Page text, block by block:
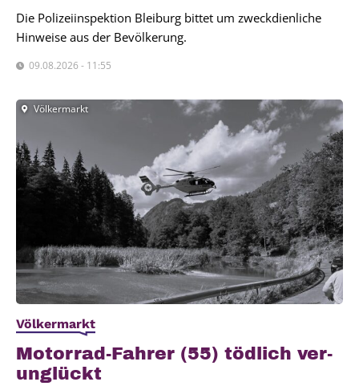
Die Polizeiinspektion Bleiburg bittet um zweckdienliche
Hinweise aus der Bevölkerung.
09.08.2026 - 11:55
Völkermarkt
Völkermarkt
Motor­rad-Fah­rer (55) töd­lich ver­
un­glückt